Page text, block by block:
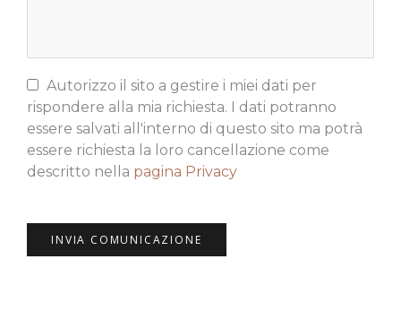
Autorizzo il sito a gestire i miei dati per
rispondere alla mia richiesta. I dati potranno
essere salvati all'interno di questo sito ma potrà
essere richiesta la loro cancellazione come
descritto nella pagina Privacy